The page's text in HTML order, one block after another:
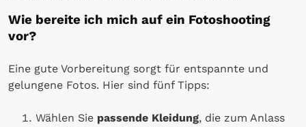
Wie bereite ich mich auf ein Fotoshooting
vor?
Eine gute Vorbereitung sorgt für entspannte und
gelungene Fotos. Hier sind fünf Tipps:
Wählen Sie passende Kleidung, die zum Anlass